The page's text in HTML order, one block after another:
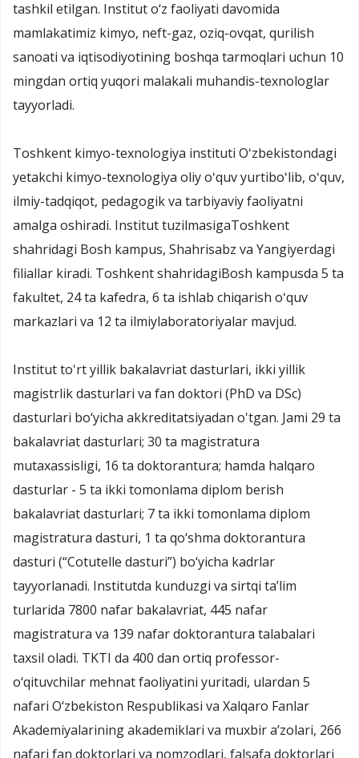
tashkil etilgan. Institut o‘z faoliyati davomida
mamlakatimiz kimyo, neft-gaz, oziq-ovqat, qurilish
sanoati va iqtisodiyotining boshqa tarmoqlari uchun 10
mingdan ortiq yuqori malakali muhandis-texnologlar
tayyorladi.
Toshkent kimyo-texnologiya instituti Oʻzbekistondagi
yetakchi kimyo-texnologiya oliy oʻquv yurtiboʻlib, oʻquv,
ilmiy-tadqiqot, pedagogik va tarbiyaviy faoliyatni
amalga oshiradi. Institut tuzilmasigaToshkent
shahridagi Bosh kampus, Shahrisabz va Yangiyerdagi
filiallar kiradi. Toshkent shahridagiBosh kampusda 5 ta
fakultet, 24 ta kafedra, 6 ta ishlab chiqarish oʻquv
markazlari va 12 ta ilmiylaboratoriyalar mavjud.
Institut to'rt yillik bakalavriat dasturlari, ikki yillik
magistrlik dasturlari va fan doktori (PhD va DSc)
dasturlari bo‘yicha akkreditatsiyadan o'tgan. Jami 29 ta
bakalavriat dasturlari; 30 ta magistratura
mutaxassisligi, 16 ta doktorantura; hamda halqaro
dasturlar - 5 ta ikki tomonlama diplom berish
bakalavriat dasturlari; 7 ta ikki tomonlama diplom
magistratura dasturi, 1 ta qo‘shma doktorantura
dasturi (“Cotutelle dasturi”) bo‘yicha kadrlar
tayyorlanadi. Institutda kunduzgi va sirtqi ta’lim
turlarida 7800 nafar bakalavriat, 445 nafar
magistratura va 139 nafar doktorantura talabalari
taxsil oladi. TKTI da 400 dan ortiq professor-
o‘qituvchilar mehnat faoliyatini yuritadi, ulardan 5
nafari O‘zbekiston Respublikasi va Xalqaro Fanlar
Akademiyalarining akademiklari va muxbir a’zolari, 266
nafari fan doktorlari va nomzodlari, falsafa doktorlari